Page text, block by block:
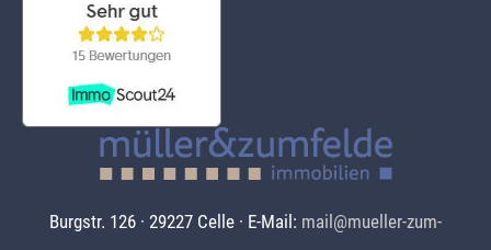
Burgstr. 126 · 29227 Celle · E-Mail: mail@mueller-zum-